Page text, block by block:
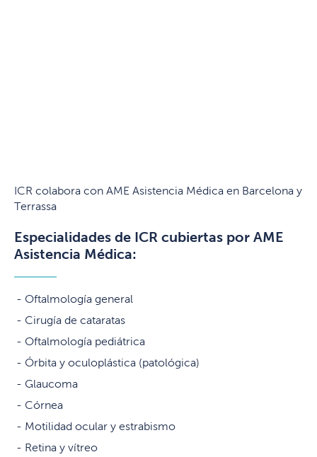
ICR colabora con AME Asistencia Médica en Barcelona y
Terrassa
Especialidades de ICR cubiertas por AME
Asistencia Médica:
Oftalmología general
Cirugía de cataratas
Oftalmología pediátrica
Órbita y oculoplástica (patológica)
Glaucoma
Córnea
Motilidad ocular y estrabismo
Retina y vítreo